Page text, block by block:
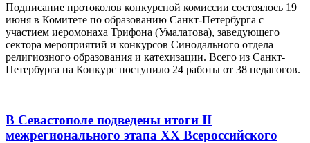
Подписание протоколов конкурсной комиссии состоялось 19
июня в Комитете по образованию Санкт-Петербурга с
участием иеромонаха Трифона (Умалатова), заведующего
сектора мероприятий и конкурсов Синодального отдела
религиозного образования и катехизации. Всего из Санкт-
Петербурга на Конкурс поступило 24 работы от 38 педагогов.
В Севастополе подведены итоги II
межрегионального этапа XX Всероссийского